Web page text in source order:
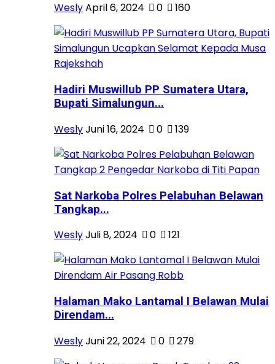
WeslyApril 6, 2024 0 160
Hadiri Muswillub PP Sumatera Utara,
Bupati Simalungun...
WeslyJuni 16, 2024 0 139
Sat Narkoba Polres Pelabuhan Belawan
Tangkap...
WeslyJuli 8, 2024 0 121
Halaman Mako Lantamal I Belawan Mulai
Direndam...
WeslyJuni 22, 2024 0 279